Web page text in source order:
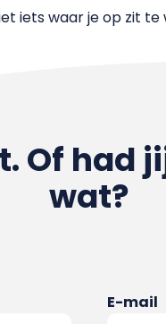
iets waar je op zit te
Of had
wat?
E-mail